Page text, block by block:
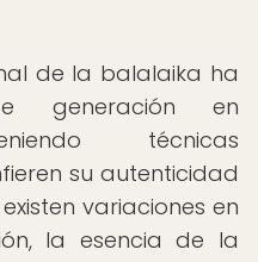
de la balalaika ha
generación en
técnicas
su autenticidad
variaciones en
la esencia de la